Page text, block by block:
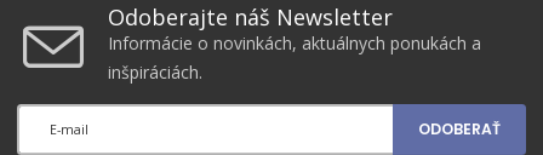
Odoberajte náš Newsletter
Informácie o novinkách, aktuálnych ponukách a
inšpiráciách.
ODOBERAŤ